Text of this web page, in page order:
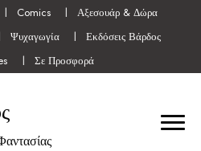
Comics
Αξεσουάρ & Δώρα
Ψυχαγωγία
Εκδόσεις Βάρδος
Σε Προσφορά